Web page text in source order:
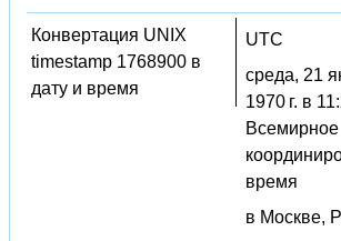
Конвертация UNIX
timestamp 1768900 в
дату и время
UTC
среда, 21
1970 г. в
Всемирное
время
в Москве,